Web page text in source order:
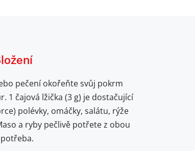
pečení okořeňte svůj pokrm
1 čajová lžička (3 g) je dostačující
polévky, omáčky, salátu, rýže
a ryby pečlivě potřete z obou